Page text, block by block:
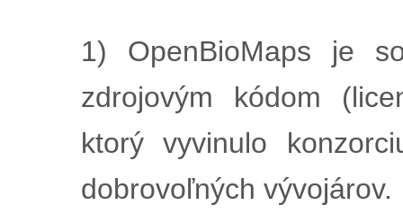
1) OpenBioMaps je
zdrojovým kódom
ktorý vyvinulo
dobrovoľných vývojárov.